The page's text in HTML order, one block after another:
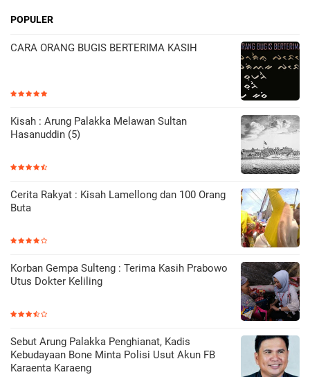
POPULER
CARA ORANG BUGIS BERTERIMA KASIH
Kisah : Arung Palakka Melawan Sultan
Hasanuddin (5)
Cerita Rakyat : Kisah Lamellong dan 100 Orang
Buta
Korban Gempa Sulteng : Terima Kasih Prabowo
Utus Dokter Keliling
Sebut Arung Palakka Penghianat, Kadis
Kebudayaan Bone Minta Polisi Usut Akun FB
Karaenta Karaeng